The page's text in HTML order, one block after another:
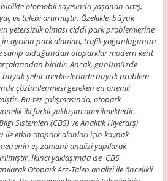
otomobil sayısında yaşanan artış,
ve talebi artırmıştır. Özellikle, büyük
yetersizlik olması ciddi park problemlerine
ayrılan park alanları, trafik yoğunluğunun
sahip olduğundan otoparklar modern kent
biridir. Ancak, günümüzde
şehir merkezlerinde büyük problem
çözümlenmesi gereken en önemli
Bu tez çalışmasında, otopark
iki farklı yaklaşım önerilmektedir.
Sistemleri (CBS) ve Analitik Hiyerarşi
ile etkin otopark alanları için kaynak
eş zamanlı analizi yapılarak
İkinci yaklaşımda ise, CBS
Otopark Arz-Talep analizi ile öncelikli